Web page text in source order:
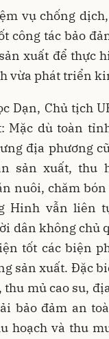
vụ chống
công tác bảo
xuất để thực
vừa phát triển
Dạn, Chủ tịch
Mặc dù toàn
địa phương
sản xuất, thu
nuôi, chăm
Hinh vẫn liên
dân không chủ
tốt các biện
sản xuất. Đặc
thu mủ cao su,
bảo đảm an
hoạch và thu